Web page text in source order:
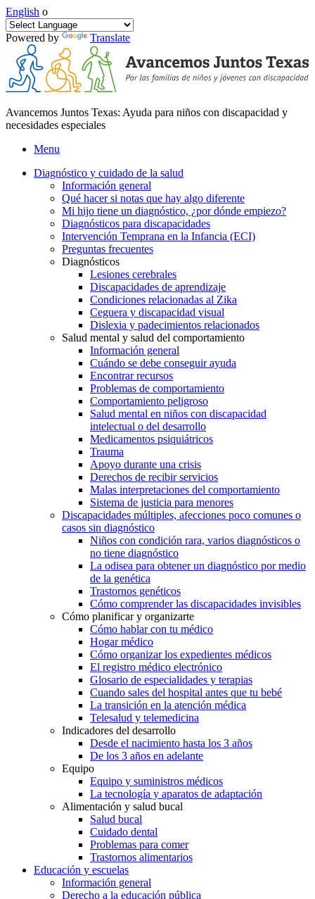
English o
Powered by Translate
Avancemos Juntos Texas: Ayuda para niños con discapacidad y
necesidades especiales
Menu
Diagnóstico y cuidado de la salud
Información general
Qué hacer si notas que hay algo diferente
Mi hijo tiene un diagnóstico, ¿por dónde empiezo?
Diagnósticos para discapacidades
Intervención Temprana en la Infancia (ECI)
Preguntas frecuentes
Diagnósticos
Lesiones cerebrales
Discapacidades de aprendizaje
Condiciones relacionadas al Zika
Ceguera y discapacidad visual
Dislexia y padecimientos relacionados
Salud mental y salud del comportamiento
Información general
Cuándo se debe conseguir ayuda
Encontrar recursos
Problemas de comportamiento
Comportamiento peligroso
Salud mental en niños con discapacidad
intelectual o del desarrollo
Medicamentos psiquiátricos
Trauma
Apoyo durante una crisis
Derechos de recibir servicios
Malas interpretaciones del comportamiento
Sistema de justicia para menores
Discapacidades múltiples, afecciones poco comunes o
casos sin diagnóstico
Niños con condición rara, varios diagnósticos o
no tiene diagnóstico
La odisea para obtener un diagnóstico por medio
de la genética
Trastornos genéticos
Cómo comprender las discapacidades invisibles
Cómo planificar y organizarte
Cómo hablar con tu médico
Hogar médico
Cómo organizar los expedientes médicos
El registro médico electrónico
Glosario de especialidades y terapias
Cuando sales del hospital antes que tu bebé
La transición en la atención médica
Telesalud y telemedicina
Indicadores del desarrollo
Desde el nacimiento hasta los 3 años
De los 3 años en adelante
Equipo
Equipo y suministros médicos
La tecnología y aparatos de adaptación
Alimentación y salud bucal
Salud bucal
Cuidado dental
Problemas para comer
Trastornos alimentarios
Educación y escuelas
Información general
Derecho a la educación pública